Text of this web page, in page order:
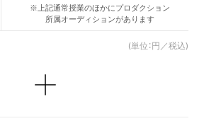
※上記通常授業のほかにプロダクション
所属オーディションがあります
(単位：円／税込)